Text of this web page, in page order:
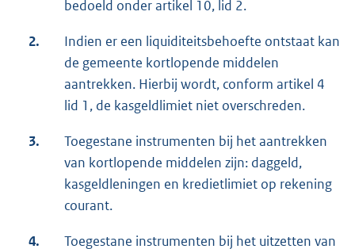
bedoeld onder artikel 10, lid 2.
2.
Indien er een liquiditeitsbehoefte ontstaat kan
de gemeente kortlopende middelen
aantrekken. Hierbij wordt, conform artikel 4
lid 1, de kasgeldlimiet niet overschreden.
3.
Toegestane instrumenten bij het aantrekken
van kortlopende middelen zijn: daggeld,
kasgeldleningen en kredietlimiet op rekening
courant.
4.
Toegestane instrumenten bij het uitzetten van